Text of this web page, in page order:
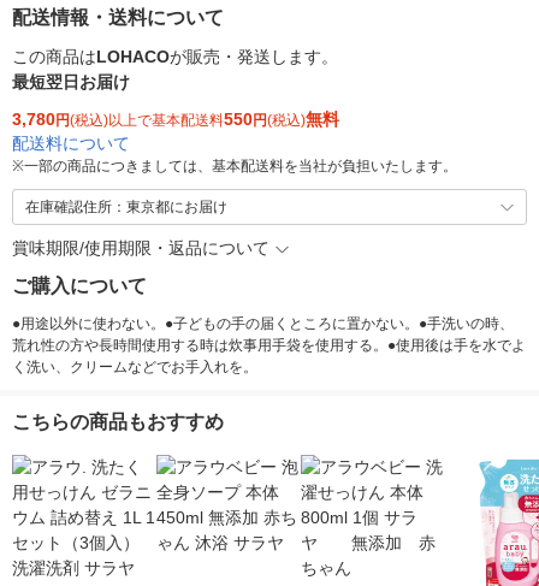
配送情報・送料について
この商品はLOHACOが販売・発送します。
最短翌日お届け
3,780円(税込)以上で基本配送料550円(税込)無料
配送料について
※一部の商品につきましては、基本配送料を当社が負担いたします。
在庫確認住所：東京都にお届け
賞味期限/使用期限・返品について
ご購入について
●用途以外に使わない。●子どもの手の届くところに置かない。●手洗いの時、
荒れ性の方や長時間使用する時は炊事用手袋を使用する。●使用後は手を水でよ
く洗い、クリームなどでお手入れを。
こちらの商品もおすすめ